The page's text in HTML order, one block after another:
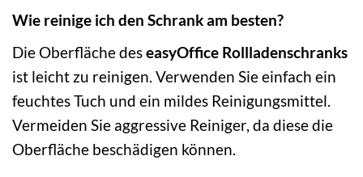
Wie reinige ich den Schrank am besten?
Die Oberfläche deseasyOffice Rollladenschranks
ist leicht zu reinigen. Verwenden Sie einfach ein
feuchtes Tuch und ein mildes Reinigungsmittel.
Vermeiden Sie aggressive Reiniger, da diese die
Oberfläche beschädigen können.